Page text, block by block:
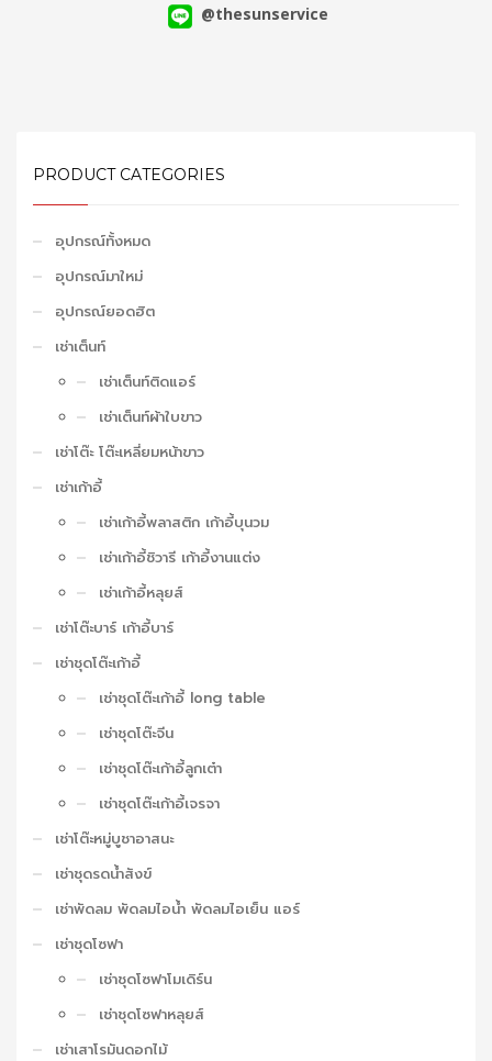
@thesunservice
PRODUCT CATEGORIES
อุปกรณ์ทั้งหมด
อุปกรณ์มาใหม่
อุปกรณ์ยอดฮิต
เช่าเต็นท์
เช่าเต็นท์ติดแอร์
เช่าเต็นท์ผ้าใบขาว
เช่าโต๊ะ โต๊ะเหลี่ยมหน้าขาว
เช่าเก้าอี้
เช่าเก้าอี้พลาสติก เก้าอี้บุนวม
เช่าเก้าอี้ชิวารี เก้าอี้งานแต่ง
เช่าเก้าอี้หลุยส์
เช่าโต๊ะบาร์ เก้าอี้บาร์
เช่าชุดโต๊ะเก้าอี้
เช่าชุดโต๊ะเก้าอี้ long table
เช่าชุดโต๊ะจีน
เช่าชุดโต๊ะเก้าอี้ลูกเต๋า
เช่าชุดโต๊ะเก้าอี้เจรจา
เช่าโต๊ะหมู่บูชาอาสนะ
เช่าชุดรดน้ำสังข์
เช่าพัดลม พัดลมไอน้ำ พัดลมไอเย็น แอร์
เช่าชุดโซฟา
เช่าชุดโซฟาโมเดิร์น
เช่าชุดโซฟาหลุยส์
เช่าเสาโรมันดอกไม้